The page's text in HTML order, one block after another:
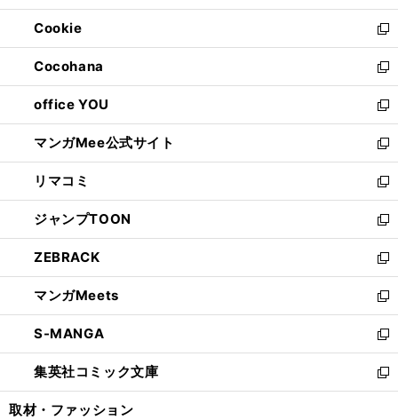
開
く
ウ
で
開
く
ン
ド
ウ
で
開
く
ウ
ィ
ン
ド
ウ
で
開
く
Cookie
新
し
い
ウ
ィ
ン
ド
ウ
で
開
く
Cocohana
新
し
い
ウ
ィ
ン
ド
ウ
で
開
く
office YOU
新
し
い
ウ
ィ
ン
ド
ウ
で
開
く
マンガMee公式サイト
新
し
い
ウ
ィ
ン
ド
ウ
で
開
く
リマコミ
新
し
い
ウ
ィ
ン
ド
ウ
で
開
く
ジャンプTOON
新
し
い
ウ
ィ
ン
ド
ウ
で
開
ZEBRACK
新
し
い
ウ
ィ
ン
ド
ウ
マンガMeets
新
し
い
ウ
ィ
ン
S-MANGA
新
し
い
ウ
集英社コミック文庫
新
し
取材・ファッション